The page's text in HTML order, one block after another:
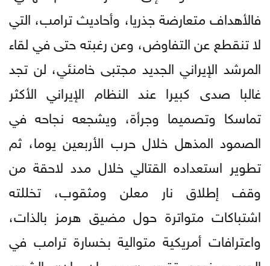
فالأهداف متعارضة جذريا، وأحاديث ترامب، التي
لا تنقطع عن التفاوض، وعن رغبته حتى في لقاء
المرشد الإيراني الجديد مجتبى خامنئي، لن تجد
غالبا صدى كبيرا عند النظام الإيراني الأكثر
تماسكا وتصميما وجرأة، ويشجعه نجاحه في
الصمود المذهل خلال حرب الأربعين يوما، ثم
تطوير استعداده القتالي خلال مدد لاحقة من
وقف إطلاق نار معلن ومثقوب، تخللته
اشتباكات متواترة حول مضيق هرمز بالذات،
واعترافات أمريكية متوالية بخسارة ترامب في